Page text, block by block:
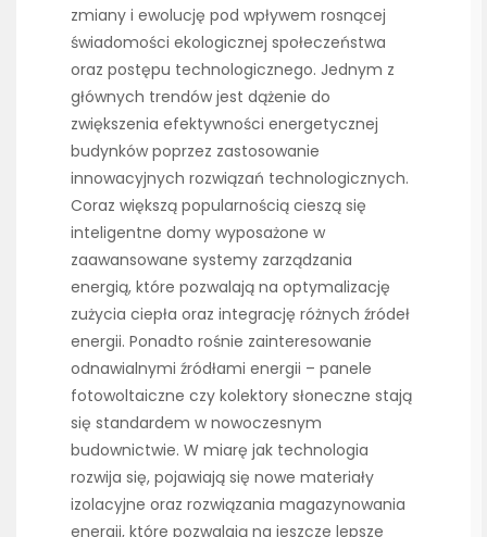
zmiany i ewolucję pod wpływem rosnącej
świadomości ekologicznej społeczeństwa
oraz postępu technologicznego. Jednym z
głównych trendów jest dążenie do
zwiększenia efektywności energetycznej
budynków poprzez zastosowanie
innowacyjnych rozwiązań technologicznych.
Coraz większą popularnością cieszą się
inteligentne domy wyposażone w
zaawansowane systemy zarządzania
energią, które pozwalają na optymalizację
zużycia ciepła oraz integrację różnych źródeł
energii. Ponadto rośnie zainteresowanie
odnawialnymi źródłami energii – panele
fotowoltaiczne czy kolektory słoneczne stają
się standardem w nowoczesnym
budownictwie. W miarę jak technologia
rozwija się, pojawiają się nowe materiały
izolacyjne oraz rozwiązania magazynowania
energii, które pozwalają na jeszcze lepsze